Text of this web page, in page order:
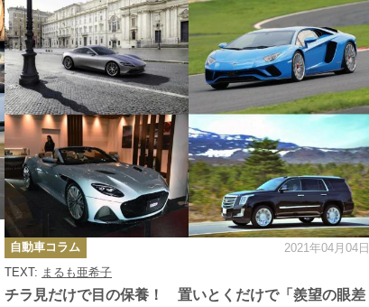
チラ見だけで目の保養！ 置いとくだけで「羨望の眼差
TEXT: まるも亜希子
カ
テ
ゴ
リ
ー
自動車コラム 2021年04月04日